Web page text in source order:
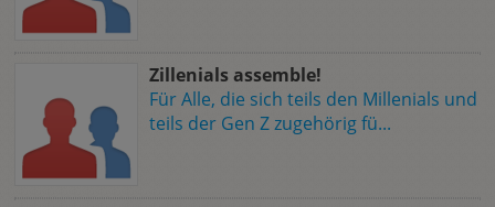
Zillenials assemble!
Für Alle, die sich teils den Millenials und
teils der Gen Z zugehörig fü...